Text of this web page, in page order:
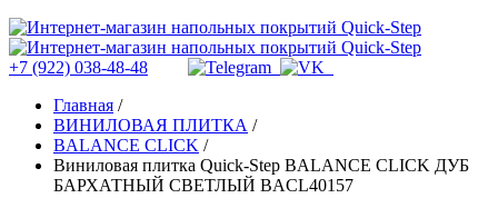
+7 (922) 038-48-48
Главная /
ВИНИЛОВАЯ ПЛИТКА /
BALANCE CLICK /
Виниловая плитка Quick-Step BALANCE CLICK ДУБ
БАРХАТНЫЙ СВЕТЛЫЙ BACL40157